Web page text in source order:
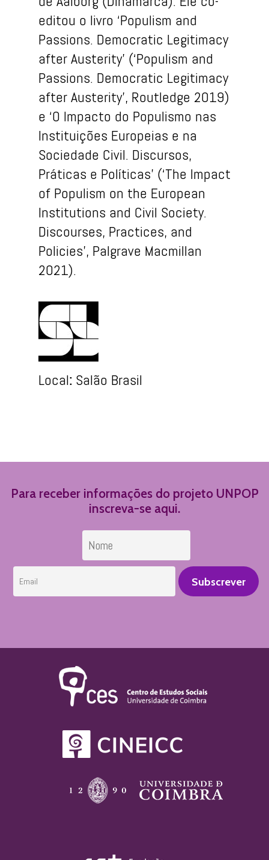
editou o livro ‘Populism and
Passions. Democratic Legitimacy
after Austerity’ (‘Populism and
Passions. Democratic Legitimacy
after Austerity’, Routledge 2019)
e ‘O Impacto do Populismo nas
Instituições Europeias e na
Sociedade Civil. Discursos,
Práticas e Políticas’ (‘The Impact
of Populism on the European
Institutions and Civil Society.
Discourses, Practices, and
Policies’, Palgrave Macmillan
2021).
Local: Salão Brasil
Para receber informações do projeto UNPOP
inscreva-se aqui.